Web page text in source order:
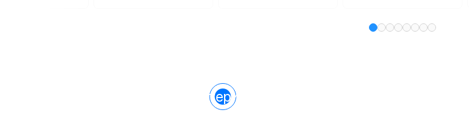
Характеристики